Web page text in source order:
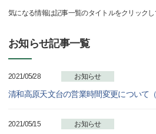
気になる情報は記事一覧のタイトルをクリックし
お知らせ記事一覧
2021/05/28 お知らせ
清和高原天文台の営業時間変更について（
2021/05/15 お知らせ